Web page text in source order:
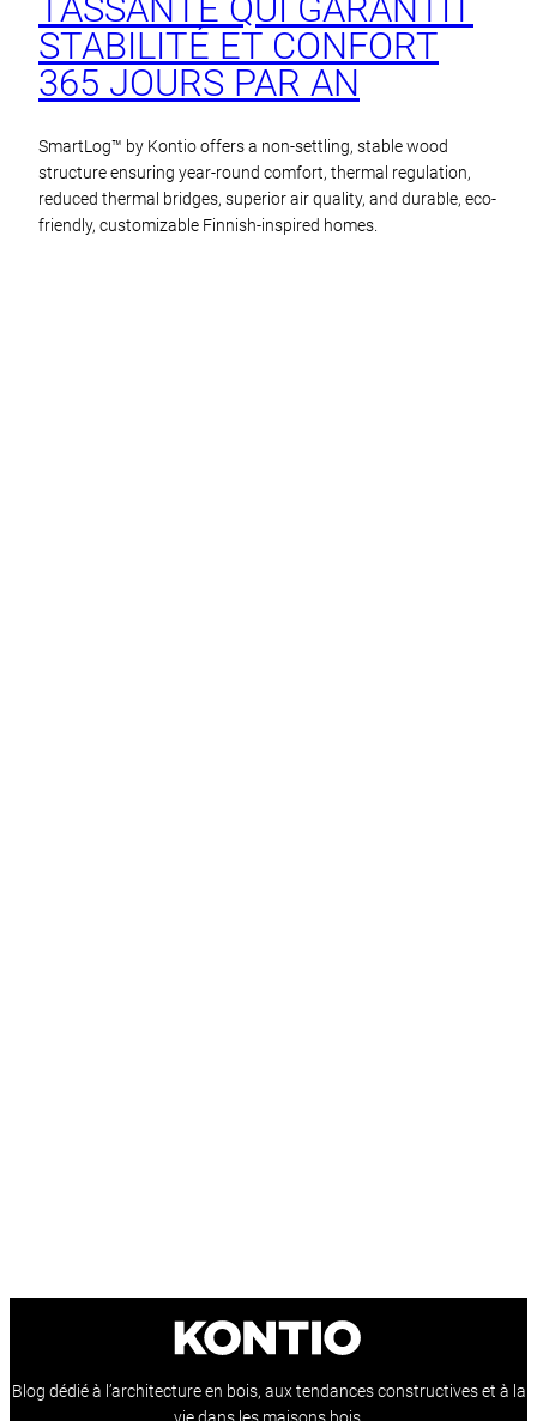
TASSANTE QUI GARANTIT
STABILITÉ ET CONFORT
365 JOURS PAR AN
SmartLog™ by Kontio offers a non-settling, stable wood
structure ensuring year-round comfort, thermal regulation,
reduced thermal bridges, superior air quality, and durable, eco-
friendly, customizable Finnish-inspired homes.
Blog dédié à l’architecture en bois, aux tendances constructives et à la